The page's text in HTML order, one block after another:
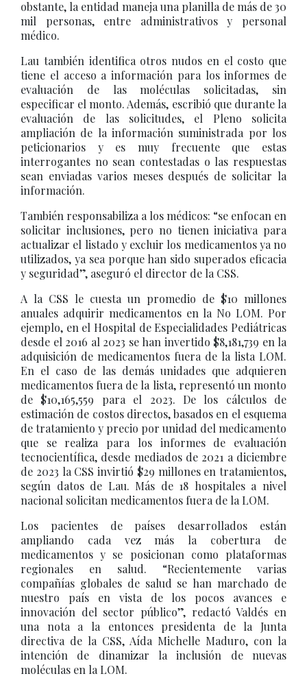
obstante, la entidad maneja una planilla de más de 30
mil personas, entre administrativos y personal
médico.
Lau también identifica otros nudos en el costo que
tiene el acceso a información para los informes de
evaluación de las moléculas solicitadas, sin
especificar el monto. Además, escribió que durante la
evaluación de las solicitudes, el Pleno solicita
ampliación de la información suministrada por los
peticionarios y es muy frecuente que estas
interrogantes no sean contestadas o las respuestas
sean enviadas varios meses después de solicitar la
información.
También responsabiliza a los médicos: “se enfocan en
solicitar inclusiones, pero no tienen iniciativa para
actualizar el listado y excluir los medicamentos ya no
utilizados, ya sea porque han sido superados eficacia
y seguridad”, aseguró el director de la CSS.
A la CSS le cuesta un promedio de $10 millones
anuales adquirir medicamentos en la No LOM. Por
ejemplo, en el Hospital de Especialidades Pediátricas
desde el 2016 al 2023 se han invertido $8,181,739 en la
adquisición de medicamentos fuera de la lista LOM.
En el caso de las demás unidades que adquieren
medicamentos fuera de la lista, representó un monto
de $10,165,559 para el 2023. De los cálculos de
estimación de costos directos, basados en el esquema
de tratamiento y precio por unidad del medicamento
que se realiza para los informes de evaluación
tecnocientífica, desde mediados de 2021 a diciembre
de 2023 la CSS invirtió $29 millones en tratamientos,
según datos de Lau. Más de 18 hospitales a nivel
nacional solicitan medicamentos fuera de la LOM.
Los pacientes de países desarrollados están
ampliando cada vez más la cobertura de
medicamentos y se posicionan como plataformas
regionales en salud. “Recientemente varias
compañías globales de salud se han marchado de
nuestro país en vista de los pocos avances e
innovación del sector público”, redactó Valdés en
una nota a la entonces presidenta de la Junta
directiva de la CSS, Aída Michelle Maduro, con la
intención de dinamizar la inclusión de nuevas
moléculas en la LOM.